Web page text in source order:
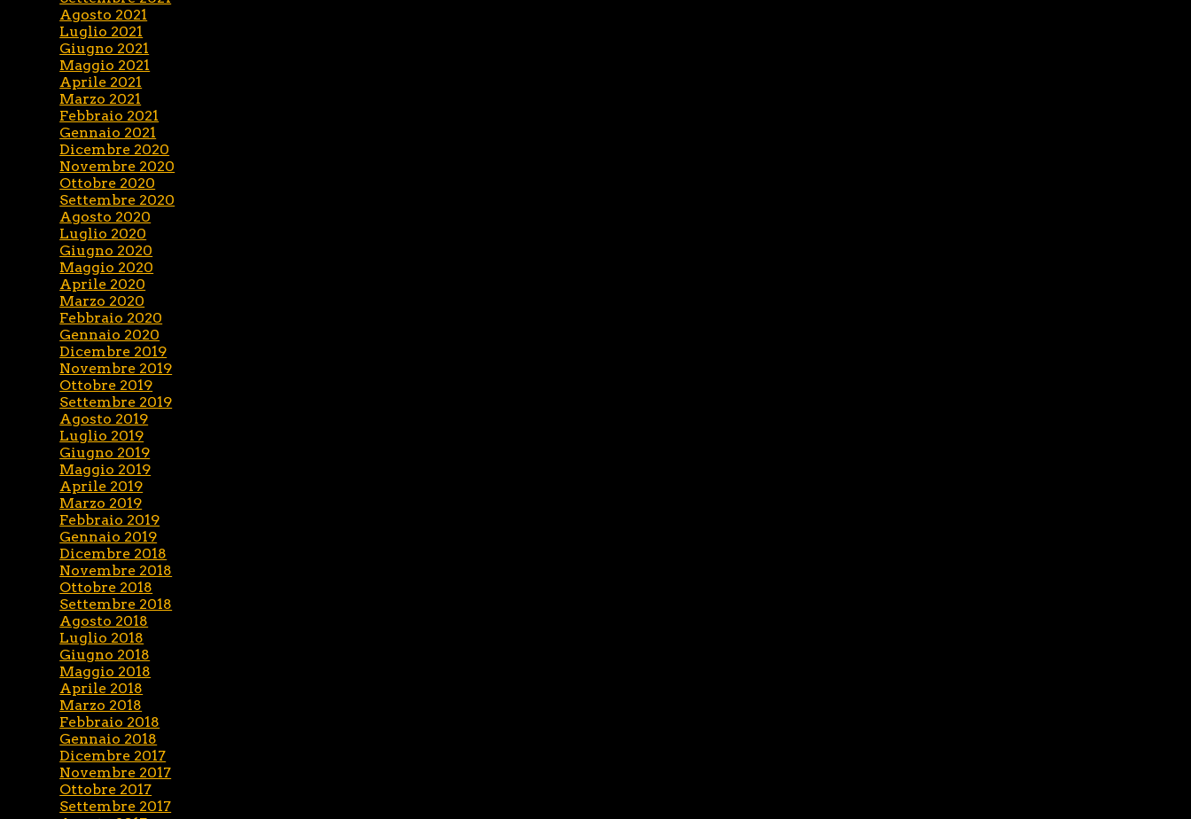
Agosto 2021
Luglio 2021
Giugno 2021
Maggio 2021
Aprile 2021
Marzo 2021
Febbraio 2021
Gennaio 2021
Dicembre 2020
Novembre 2020
Ottobre 2020
Settembre 2020
Agosto 2020
Luglio 2020
Giugno 2020
Maggio 2020
Aprile 2020
Marzo 2020
Febbraio 2020
Gennaio 2020
Dicembre 2019
Novembre 2019
Ottobre 2019
Settembre 2019
Agosto 2019
Luglio 2019
Giugno 2019
Maggio 2019
Aprile 2019
Marzo 2019
Febbraio 2019
Gennaio 2019
Dicembre 2018
Novembre 2018
Ottobre 2018
Settembre 2018
Agosto 2018
Luglio 2018
Giugno 2018
Maggio 2018
Aprile 2018
Marzo 2018
Febbraio 2018
Gennaio 2018
Dicembre 2017
Novembre 2017
Ottobre 2017
Settembre 2017